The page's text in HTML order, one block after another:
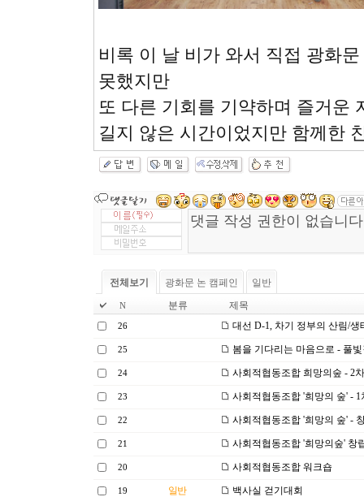
비록 이 날 비가 와서 직접 광화
못했지만
또 다른 기회를 기약하며 즐거운
길지 않은 시간이었지만 함께한
전체보기 광화문 논 캠페인 일반
N 분류 제목
26 대선 D-1, 차기 정부의 산림/
25 봄을 기다리는 마음으로 - 풀
24 사회적협동조합 희망의숲 - 2
23 사회적협동조합 '희망의 숲' - 1
22 사회적협동조합 '희망의 숲' -
21 사회적협동조합 '희망의숲' 창
20 사회적협동조합 워크숍
19 일반 백사실 걷기대회